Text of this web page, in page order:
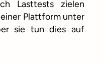
Lasttests zielen
Plattform unter
sie tun dies auf